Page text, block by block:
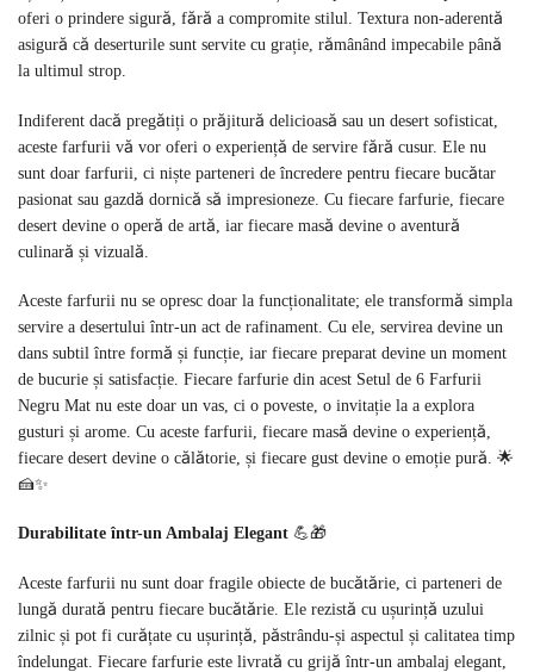
oferi o prindere sigură, fără a compromite stilul. Textura non-aderentă
asigură că deserturile sunt servite cu grație, rămânând impecabile până
la ultimul strop.
Indiferent dacă pregătiți o prăjitură delicioasă sau un desert sofisticat,
aceste farfurii vă vor oferi o experiență de servire fără cusur. Ele nu
sunt doar farfurii, ci niște parteneri de încredere pentru fiecare bucătar
pasionat sau gazdă dornică să impresioneze. Cu fiecare farfurie, fiecare
desert devine o operă de artă, iar fiecare masă devine o aventură
culinară și vizuală.
Aceste farfurii nu se opresc doar la funcționalitate; ele transformă simpla
servire a desertului într-un act de rafinament. Cu ele, servirea devine un
dans subtil între formă și funcție, iar fiecare preparat devine un moment
de bucurie și satisfacție. Fiecare farfurie din acest Setul de 6 Farfurii
Negru Mat nu este doar un vas, ci o poveste, o invitație la a explora
gusturi și arome. Cu aceste farfurii, fiecare masă devine o experiență,
fiecare desert devine o călătorie, și fiecare gust devine o emoție pură. 🌟
🍰✨
Durabilitate într-un Ambalaj Elegant 💪🎁
Aceste farfurii nu sunt doar fragile obiecte de bucătărie, ci parteneri de
lungă durată pentru fiecare bucătărie. Ele rezistă cu ușurință uzului
zilnic și pot fi curățate cu ușurință, păstrându-și aspectul și calitatea timp
îndelungat. Fiecare farfurie este livrată cu grijă într-un ambalaj elegant,